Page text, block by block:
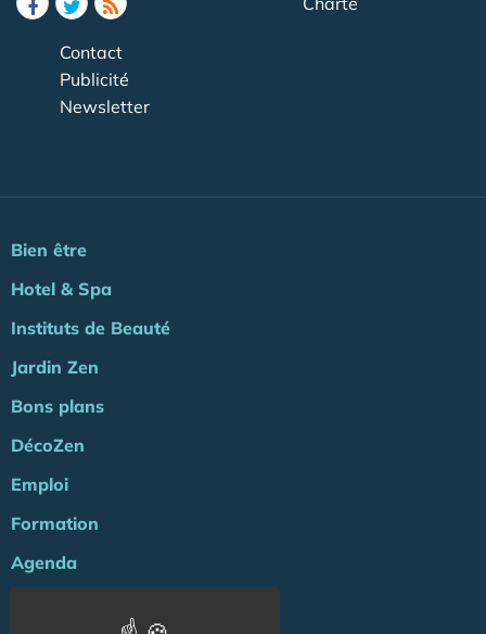
Contact
Publicité
Newsletter
Bien être
Hotel & Spa
Instituts de Beauté
Jardin Zen
Bons plans
DécoZen
Emploi
Formation
Agenda